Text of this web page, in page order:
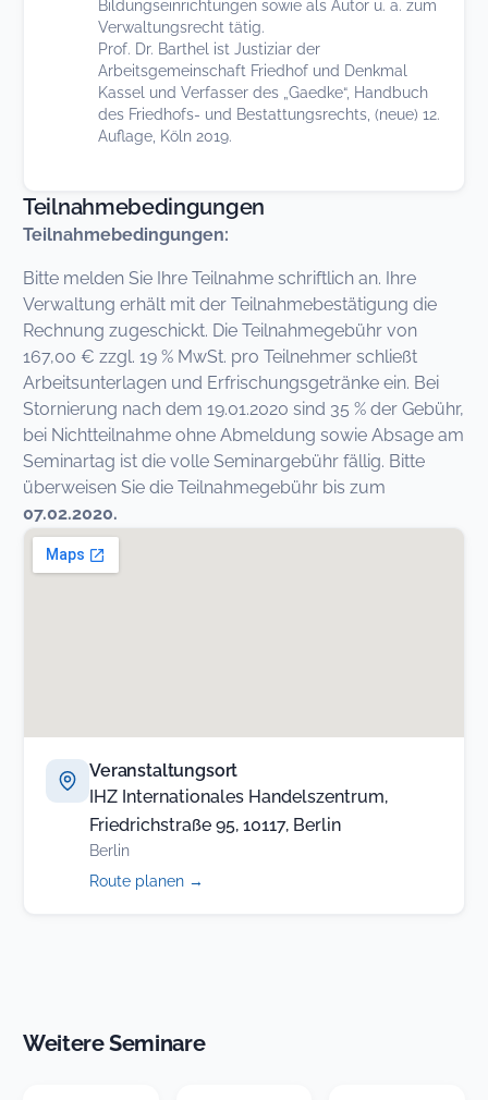
Bildungseinrichtungen sowie als Autor u. a. zum
Verwaltungsrecht tätig.
Prof. Dr. Barthel ist Justiziar der
Arbeitsgemeinschaft Friedhof und Denkmal
Kassel und Verfasser des „Gaedke“, Handbuch
des Friedhofs- und Bestattungsrechts, (neue) 12.
Auflage, Köln 2019.
Teilnahmebedingungen
Teilnahmebedingungen:
Bitte melden Sie Ihre Teilnahme schriftlich an. Ihre
Verwaltung erhält mit der Teilnahmebestätigung die
Rechnung zugeschickt. Die Teilnahmegebühr von
167,00 € zzgl. 19 % MwSt. pro Teilnehmer schließt
Arbeitsunterlagen und Erfrischungsgetränke ein. Bei
Stornierung nach dem 19.01.2020 sind 35 % der Gebühr,
bei Nichtteilnahme ohne Abmeldung sowie Absage am
Seminartag ist die volle Seminargebühr fällig. Bitte
überweisen Sie die Teilnahmegebühr bis zum
07.02.2020.
Veranstaltungsort
IHZ Internationales Handelszentrum,
Friedrichstraße 95, 10117, Berlin
Berlin
Route planen →
Weitere Seminare